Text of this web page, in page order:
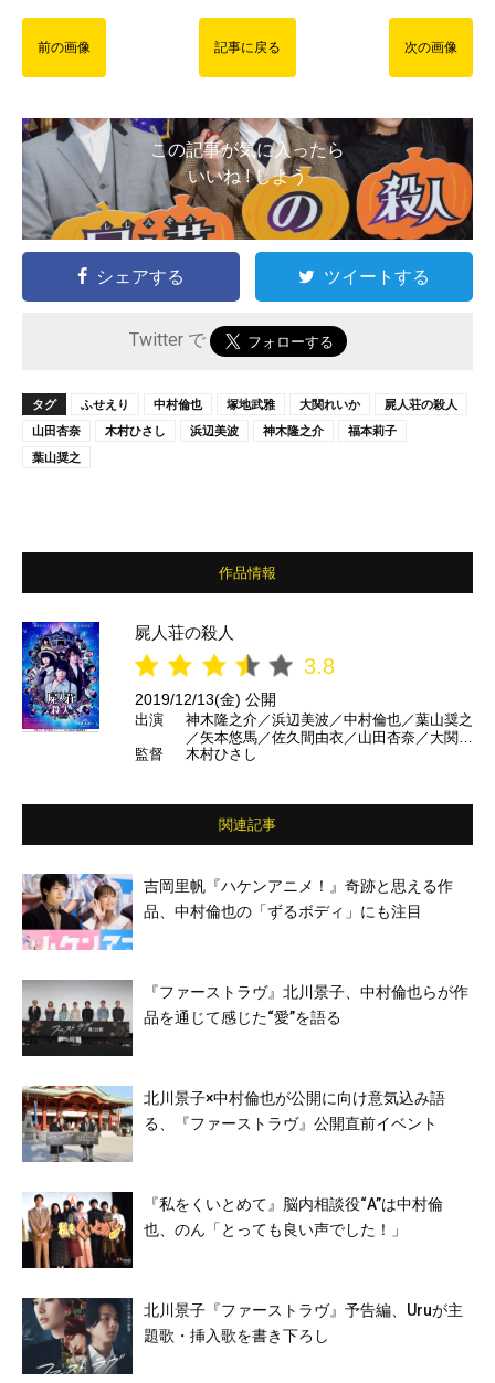
前の画像 記事に戻る 次の画像
この記事が気に入ったら
いいね ! しよう
シェアする ツイートする
Twitter で
タグ ふせえり 中村倫也 塚地武雅 大関れいか
屍人荘の殺人
山田杏奈
木村ひさし 浜辺美波 神木隆之介
福本莉子
葉山奨之
作品情報
屍人荘の殺人
3.8
2019/12/13(金) 公開
出演
神木隆之介／浜辺美波／中村倫也／葉山奨之
／矢本悠馬／佐久間由衣／山田杏奈／大関れ
いか／福本莉子／塚地武雅／ふせえり／池田
監督 木村ひさし
関連記事
吉岡里帆『ハケンアニメ！』奇跡と思える作
品、中村倫也の「ずるボディ」にも注目
『ファーストラヴ』北川景子、中村倫也らが作
品を通じて感じた“愛”を語る
北川景子×中村倫也が公開に向け意気込み語
る、『ファーストラヴ』公開直前イベント
『私をくいとめて』脳内相談役“A”は中村倫
也、のん「とっても良い声でした！」
北川景子『ファーストラヴ』予告編、Uruが主
題歌・挿入歌を書き下ろし